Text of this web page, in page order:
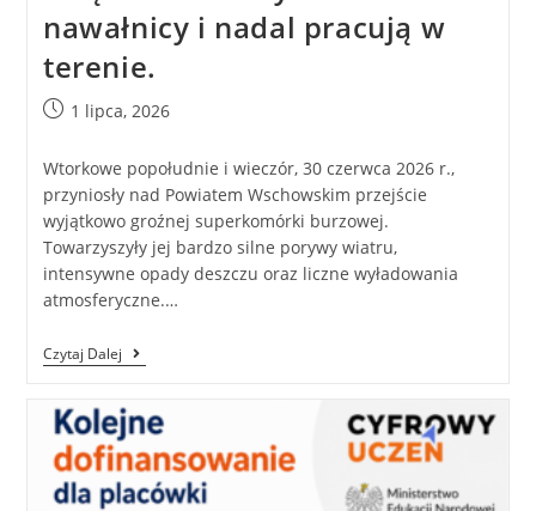
nawałnicy i nadal pracują w
terenie.
1 lipca, 2026
Wtorkowe popołudnie i wieczór, 30 czerwca 2026 r.,
przyniosły nad Powiatem Wschowskim przejście
wyjątkowo groźnej superkomórki burzowej.
Towarzyszyły jej bardzo silne porywy wiatru,
intensywne opady deszczu oraz liczne wyładowania
atmosferyczne.…
Czytaj Dalej